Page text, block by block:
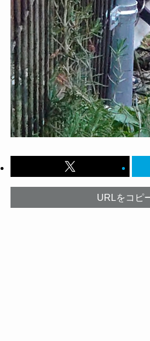
URLをコピ